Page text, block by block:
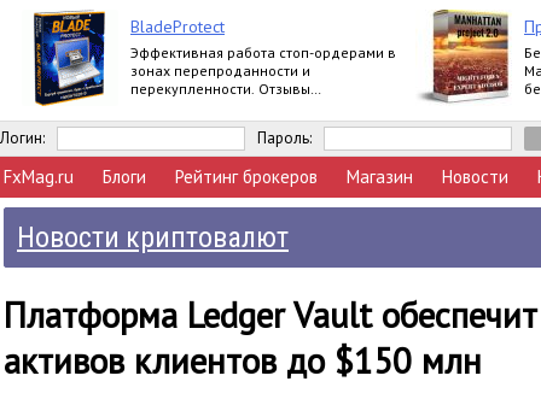
BladeProtect
Эффективная работа стоп-ордерами в
зонах перепроданности и
перекупленности. Отзывы
https://www.mql5.com/ru/market/product/8739#
Логин: Пароль:
FxMag.ru Блоги Рейтинг брокеров Магазин Новости
Новости криптовалют
Платформа Ledger Vault
активов клиентов до $150 млн